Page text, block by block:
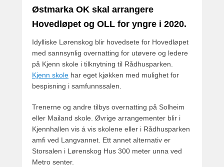
Østmarka OK skal arrangere
Hovedløpet og OLL for yngre i 2020.
Idylliske Lørenskog blir hovedsete for Hovedløpet
med sannsynlig overnatting for utøvere og ledere
på Kjenn skole i tilknytning til Rådhusparken.
Kjenn skole har eget kjøkken med mulighet for
bespisning i samfunnssalen.
Trenerne og andre tilbys overnatting på Solheim
eller Mailand skole. Øvrige arrangementer blir i
Kjennhallen vis á vis skolene eller i Rådhusparken
amfi ved Langvannet. Ett annet alternativ er
Storsalen i Lørenskog Hus 300 meter unna ved
Metro senter.